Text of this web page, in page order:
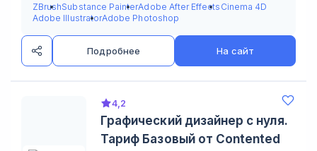
ZBrushSubstance PainterAdobe After Effects Cinema 4D
Adobe IllustratorAdobe Photoshop
Подробнее На сайт
4,2
Графический дизайнер с нуля.
Тариф Базовый от Contented